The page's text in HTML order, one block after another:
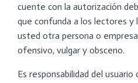
cuente con la autorización
que confunda a los lectores y
usted otra persona o
ofensivo, vulgar y obsceno.
Es responsabilidad del